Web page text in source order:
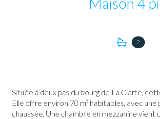
2
Située à deux pas du bourg de La Clarté,
Elle offre environ 70 m² habitables, avec
chaussée. Une chambre en mezzanine